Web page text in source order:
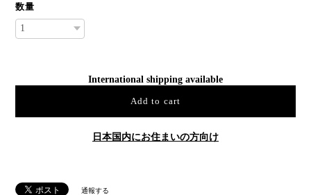
数量
International shipping available
Add to cart
日本国内にお住まいの方向け
通報する